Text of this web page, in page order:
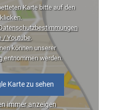
Karte bitte auf den
/ Youtube.
können unserer
entnommen werden.
Karte zu sehen
immer anzeigen